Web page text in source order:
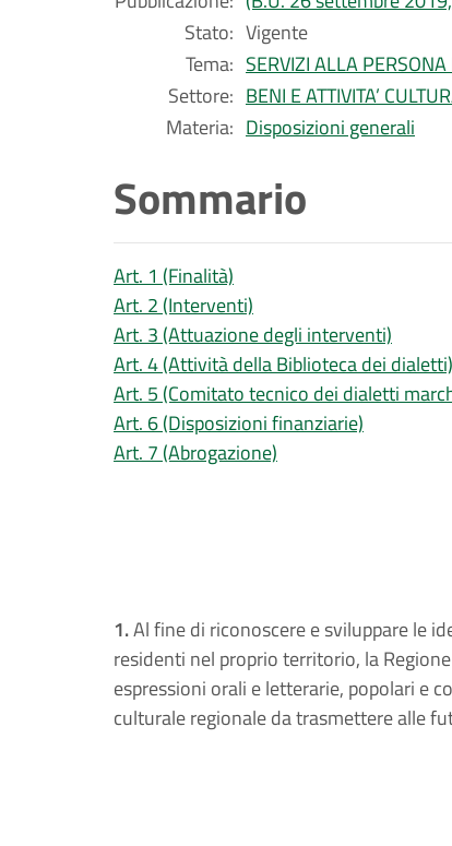
Stato: Vigente
Tema: SERVIZI ALLA
Settore: BENI E ATTIVITA’
Materia: Disposizioni generali
Sommario
Art. 1 (Finalità)
Art. 2 (Interventi)
Art. 3 (Attuazione degli interventi)
Art. 4 (Attività della Biblioteca dei dialetti)
Art. 5 (Comitato tecnico dei dialetti
Art. 6 (Disposizioni finanziarie)
Art. 7 (Abrogazione)
1.Al fine di riconoscere e sviluppare le
residenti nel proprio territorio, la
espressioni orali e letterarie, popolari e
culturale regionale da trasmettere alle